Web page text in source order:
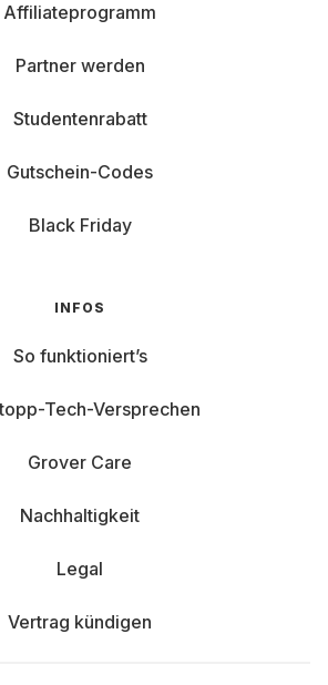
Affiliateprogramm
Partner werden
Studentenrabatt
Gutschein-Codes
Black Friday
INFOS
So funktioniert’s
Tech-Versprechen
Grover Care
Nachhaltigkeit
Legal
Vertrag kündigen